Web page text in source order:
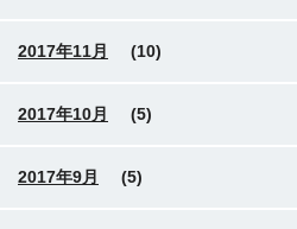
2017年11月 (10)
2017年10月 (5)
2017年9月 (5)